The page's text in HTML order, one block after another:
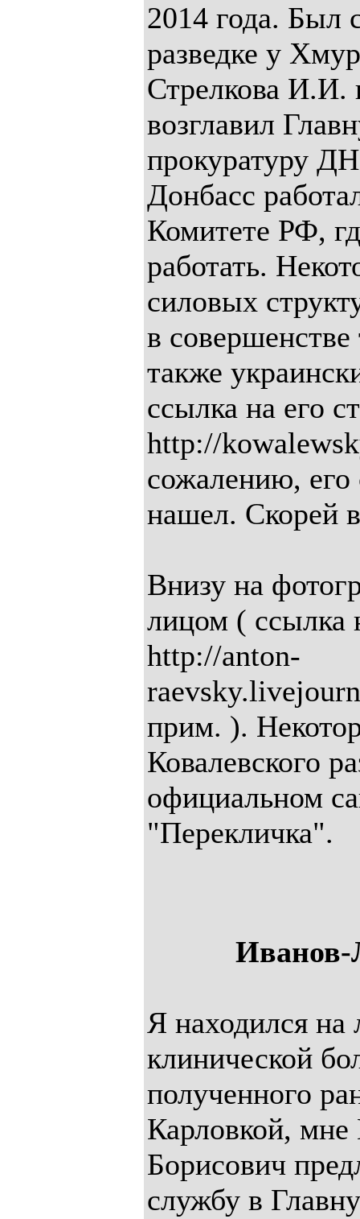
2014 года. Был
разведке у
Стрелкова И.И.
возглавил
прокуратуру
Донбасс
Комитете РФ,
работать.
силовых
в
также
ссылка на его
http://
сожалению, его
нашел. Скорей
Внизу на
лицом ( ссылка
http://anton-
прим. ).
Ковалевского
официальном
"Перекличка".
Иванов-
Я находился на
клинической
полученного
Карловкой,
Борисович
службу в